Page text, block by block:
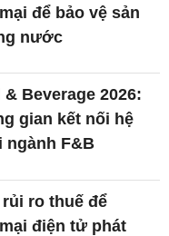
để bảo vệ sản
nước
Beverage 2026:
gian kết nối hệ
ngành F&B
ro thuế để
điện tử phát